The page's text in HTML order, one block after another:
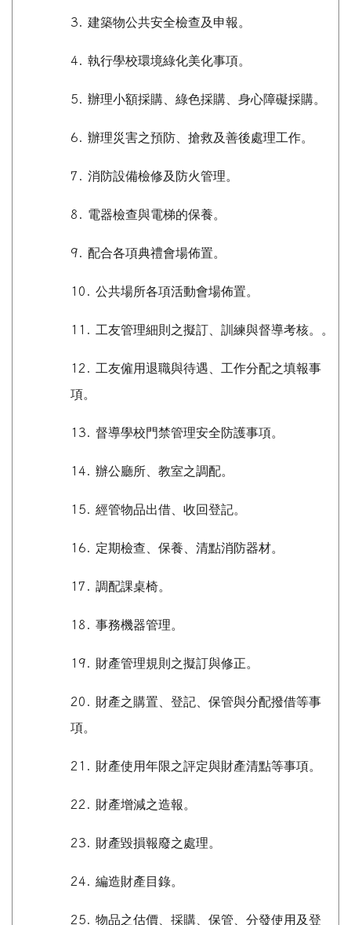
3. 建築物公共安全檢查及申報。
4. 執行學校環境綠化美化事項。
5. 辦理小額採購 綠色採購 身心障礙採購。
6. 辦理災害之預防、搶救及善後處理工作。
7. 消防設備檢修及防火管理。
8. 電器檢查與電梯的保養。
9. 配合各項典禮會場佈置。
10. 公共場所各項活動會場佈置。
11. 工友管理細則之擬訂 訓練與督導考核。。
12. 工友僱用退職與待遇、工作分配之填報事
項。
13. 督導學校門禁管理安全防護事項。
14. 辦公廳所、教室之調配。
15. 經管物品出借、收回登記。
16. 定期檢查、保養、清點消防器材。
17. 調配課桌椅。
18. 事務機器管理。
19. 財產管理規則之擬訂與修正。
20. 財產之購置、登記、保管與分配撥借等事
項。
21. 財產使用年限之評定與財產清點等事項。
22. 財產增減之造報。
23. 財產毀損報廢之處理。
24. 編造財產目錄。
25. 物品之估價、採購、保管、分發使用及登